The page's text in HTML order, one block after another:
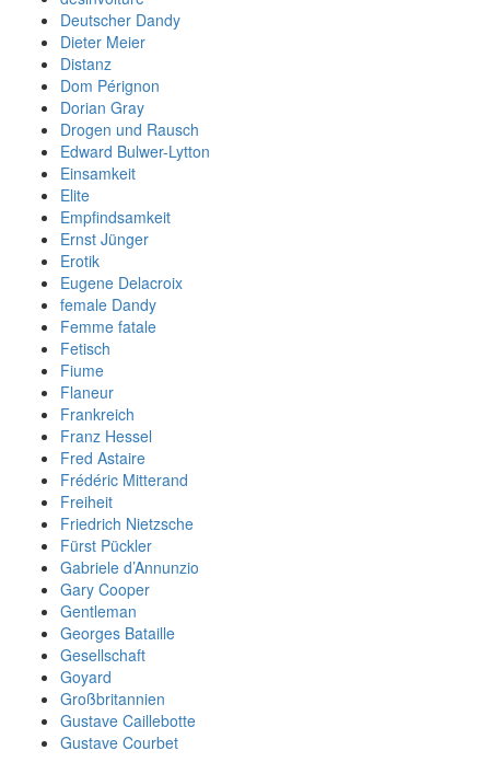
Deutscher Dandy
Dieter Meier
Distanz
Dom Pérignon
Dorian Gray
Drogen und Rausch
Edward Bulwer-Lytton
Einsamkeit
Elite
Empfindsamkeit
Ernst Jünger
Erotik
Eugene Delacroix
female Dandy
Femme fatale
Fetisch
Fiume
Flaneur
Frankreich
Franz Hessel
Fred Astaire
Frédéric Mitterand
Freiheit
Friedrich Nietzsche
Fürst Pückler
Gabriele d’Annunzio
Gary Cooper
Gentleman
Georges Bataille
Gesellschaft
Goyard
Großbritannien
Gustave Caillebotte
Gustave Courbet